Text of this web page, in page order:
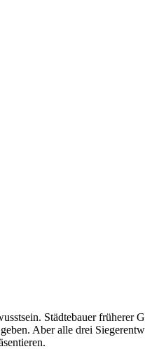
Städtebauer früherer
Aber alle drei